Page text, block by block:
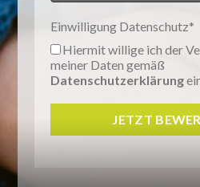
Einwilligung Datenschutz
Hiermit willige ich der
meiner Daten gemäß
Datenschutzerklärung